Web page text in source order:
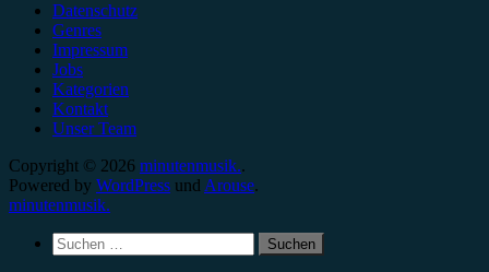
Datenschutz
Genres
Impressum
Jobs
Kategorien
Kontakt
Unser Team
Copyright © 2026 minutenmusik..
Powered by WordPress und Arouse.
minutenmusik.
Suchen
nach: